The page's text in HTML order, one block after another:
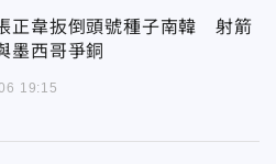
正韋扳倒頭號種子南韓 射箭
墨西哥爭銅
19:15